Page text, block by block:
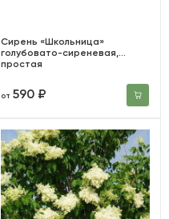
Сирень «Школьница»
голубовато-сиреневая,
простая
от590 ₽